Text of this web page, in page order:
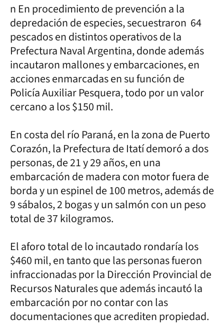
n En procedimiento de prevención a la
depredación de especies, secuestraron 64
pescados en distintos operativos de la
Prefectura Naval Argentina, donde además
incautaron mallones y embarcaciones, en
acciones enmarcadas en su función de
Policía Auxiliar Pesquera, todo por un valor
cercano a los $150 mil.
En costa del río Paraná, en la zona de Puerto
Corazón, la Prefectura de Itatí demoró a dos
personas, de 21 y 29 años, en una
embarcación de madera con motor fuera de
borda y un espinel de 100 metros, además de
9 sábalos, 2 bogas y un salmón con un peso
total de 37 kilogramos.
El aforo total de lo incautado rondaría los
$460 mil, en tanto que las personas fueron
infraccionadas por la Dirección Provincial de
Recursos Naturales que además incautó la
embarcación por no contar con las
documentaciones que acrediten propiedad.